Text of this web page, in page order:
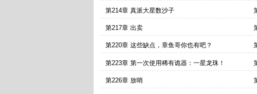
第214章 真派大星数沙子
第217章 出卖
第220章 这些缺点，章鱼哥你也有吧？
第223章 第一次使用稀有诡器：一星龙珠！
第226章 放哨